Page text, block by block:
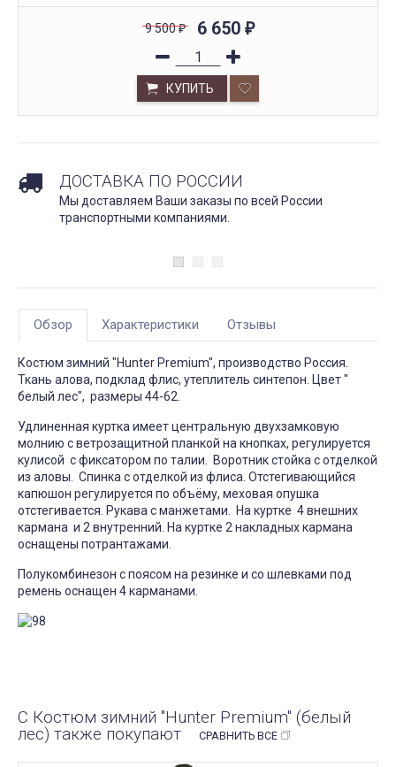
9 500₽ 6 650 ₽
КУПИТЬ
ДОСТАВКА ПО РОССИИ
Мы доставляем Ваши заказы по всей России
транспортными компаниями.
Обзор Характеристики Отзывы
Костюм зимний "Hunter Premium", производство Россия.
Ткань алова, подклад флис, утеплитель синтепон. Цвет "
белый лес", размеры 44-62.
Удлиненная куртка имеет центральную двухзамковую
молнию с ветрозащитной планкой на кнопках, регулируется
кулисой с фиксатором по талии. Воротник стойка с отделкой
из аловы. Спинка с отделкой из флиса. Отстегивающийся
капюшон регулируется по объёму, меховая опушка
отстегивается. Рукава с манжетами. На куртке 4 внешних
кармана и 2 внутренний. На куртке 2 накладных кармана
оснащены потрантажами.
Полукомбинезон с поясом на резинке и со шлевками под
ремень оснащен 4 карманами.
С Костюм зимний "Hunter Premium" (белый
лес) также покупают
СРАВНИТЬ ВСЕ